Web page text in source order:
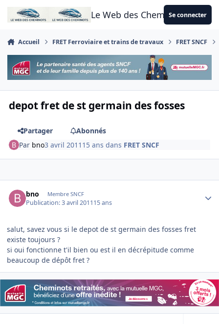
Aller au contenu
Le Web des CheminotsSe connecter
Accueil FRET Ferroviaire et trains de travaux FRET SNCF
depot fret de st germain des fosses
Partager
Abonnés
Par bno3 avril 2011 15 ans dans FRET SNCF
bno Membre SNCF
Publication:3 avril 201115 ans
salut, savez vous si le depot de st germain des fosses fret
existe toujours ?
si oui fonctionne t'il bien ou est il en décrépitude comme
beaucoup de dépôt fret ?